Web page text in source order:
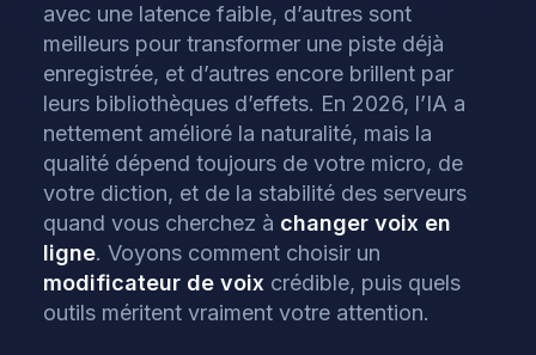
avec une latence faible, d’autres sont
meilleurs pour transformer une piste déjà
enregistrée, et d’autres encore brillent par
leurs bibliothèques d’effets. En 2026, l’IA a
nettement amélioré la naturalité, mais la
qualité dépend toujours de votre micro, de
votre diction, et de la stabilité des serveurs
quand vous cherchez à changer voix en
ligne. Voyons comment choisir un
modificateur de voix crédible, puis quels
outils méritent vraiment votre attention.